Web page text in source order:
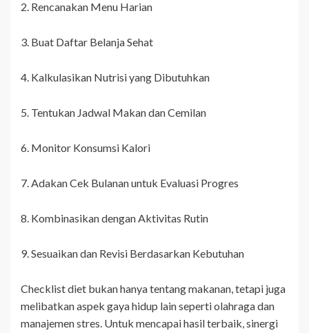
2. Rencanakan Menu Harian
3. Buat Daftar Belanja Sehat
4. Kalkulasikan Nutrisi yang Dibutuhkan
5. Tentukan Jadwal Makan dan Cemilan
6. Monitor Konsumsi Kalori
7. Adakan Cek Bulanan untuk Evaluasi Progres
8. Kombinasikan dengan Aktivitas Rutin
9. Sesuaikan dan Revisi Berdasarkan Kebutuhan
Checklist diet bukan hanya tentang makanan, tetapi juga
melibatkan aspek gaya hidup lain seperti olahraga dan
manajemen stres. Untuk mencapai hasil terbaik, sinergi